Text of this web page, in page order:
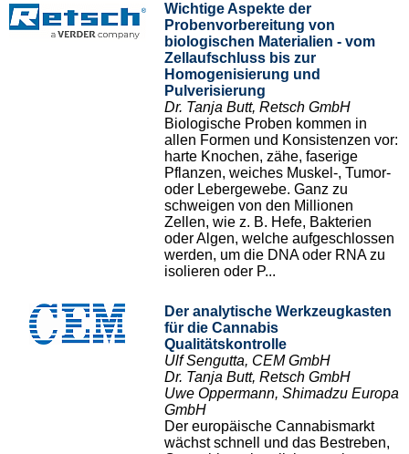
Wichtige Aspekte der
Probenvorbereitung von
biologischen Materialien - vom
Zellaufschluss bis zur
Homogenisierung und
Pulverisierung
Dr. Tanja Butt, Retsch GmbH
Biologische Proben kommen in
allen Formen und Konsistenzen vor:
harte Knochen, zähe, faserige
Pflanzen, weiches Muskel-, Tumor-
oder Lebergewebe. Ganz zu
schweigen von den Millionen
Zellen, wie z. B. Hefe, Bakterien
oder Algen, welche aufgeschlossen
werden, um die DNA oder RNA zu
isolieren oder P...
Der analytische Werkzeugkasten
für die Cannabis
Qualitätskontrolle
Ulf Sengutta, CEM GmbH
Dr. Tanja Butt, Retsch GmbH
Uwe Oppermann, Shimadzu Europa
GmbH
Der europäische Cannabismarkt
wächst schnell und das Bestreben,